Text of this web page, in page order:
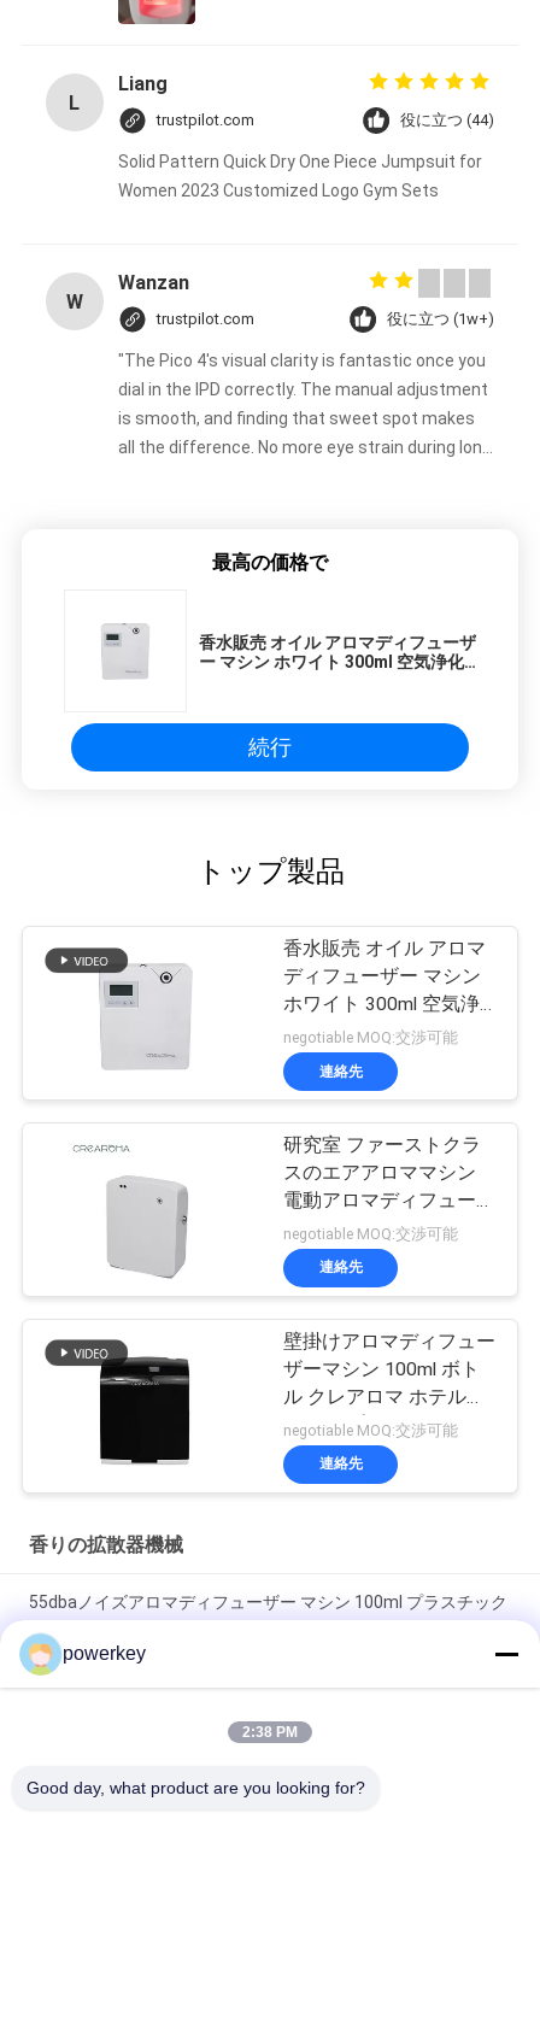
L
Liang
trustpilot.com 役に立つ (44)
Solid Pattern Quick Dry One Piece Jumpsuit for
Women 2023 Customized Logo Gym Sets
W
Wanzan
trustpilot.com 役に立つ (1w+)
"The Pico 4's visual clarity is fantastic once you
dial in the IPD correctly. The manual adjustment
is smooth, and finding that sweet spot makes
all the difference. No more eye strain during long
manual adjustment is smooth, and finding that
eye strain during long sessions. Highly
recommend taking the time to set it up
properly!""The Pico 4's visual clarity is fantastic
adjustment is smooth, and finding that sweet
spot makes all the difference. No more eye
4's visual clarity is fantastic once you dial in the
IPD correctly. The manual adjustment is
the difference. No more eye strain during long
sessions. Highly r
最高の価格で
香水販売 オイル アロマディフューザ
ー マシン ホワイト 300ml 空気浄化
続行
トップ製品
香水販売 オイル アロマ
ディフューザー マシン
ホワイト 300ml 空気浄
化器 Wifi App コントロ
ール
negotiable MOQ:交渉可能
連絡先
研究室 ファーストクラ
スのエアアロママシン
電動アロマディフューザ
ー 35dbaノイズ
negotiable MOQ:交渉可能
連絡先
壁掛けアロマディフュー
ザーマシン 100ml ボト
ル クレアロマ ホテルル
ーム アプリケーション
negotiable MOQ:交渉可能
連絡先
香りの拡散器機械
55dbaノイズアロマディフューザー マシン 100ml プラスチック
製 壁掛け エッセンシャルオイルディフューザー
壁掛けアロマディフューザーマシン 100ml ボトル クレアロマ
ボトル
powerkey
2:38 PM
Good day, what product are you looking for?